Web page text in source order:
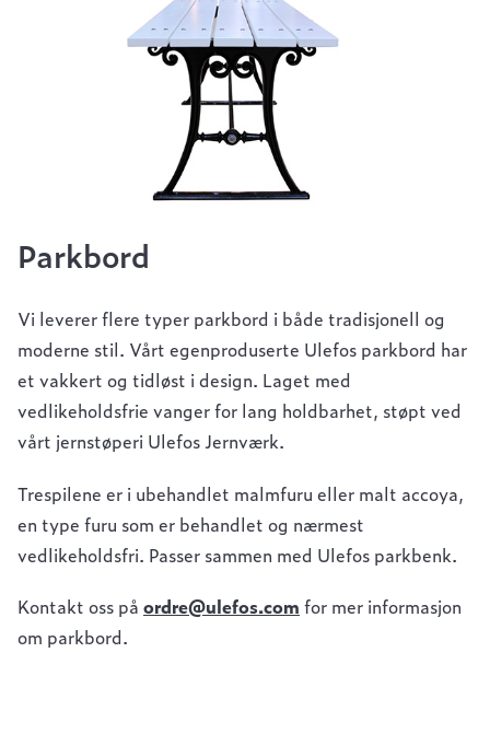
Parkbord
Vi leverer flere typer parkbord i både tradisjonell og
moderne stil. Vårt egenproduserte Ulefos parkbord har
et vakkert og tidløst i design. Laget med
vedlikeholdsfrie vanger for lang holdbarhet, støpt ved
vårt jernstøperi Ulefos Jernværk.
Trespilene er i ubehandlet malmfuru eller malt accoya,
en type furu som er behandlet og nærmest
vedlikeholdsfri. Passer sammen med Ulefos parkbenk.
Kontakt oss på ordre@ulefos.com for mer informasjon
om parkbord.